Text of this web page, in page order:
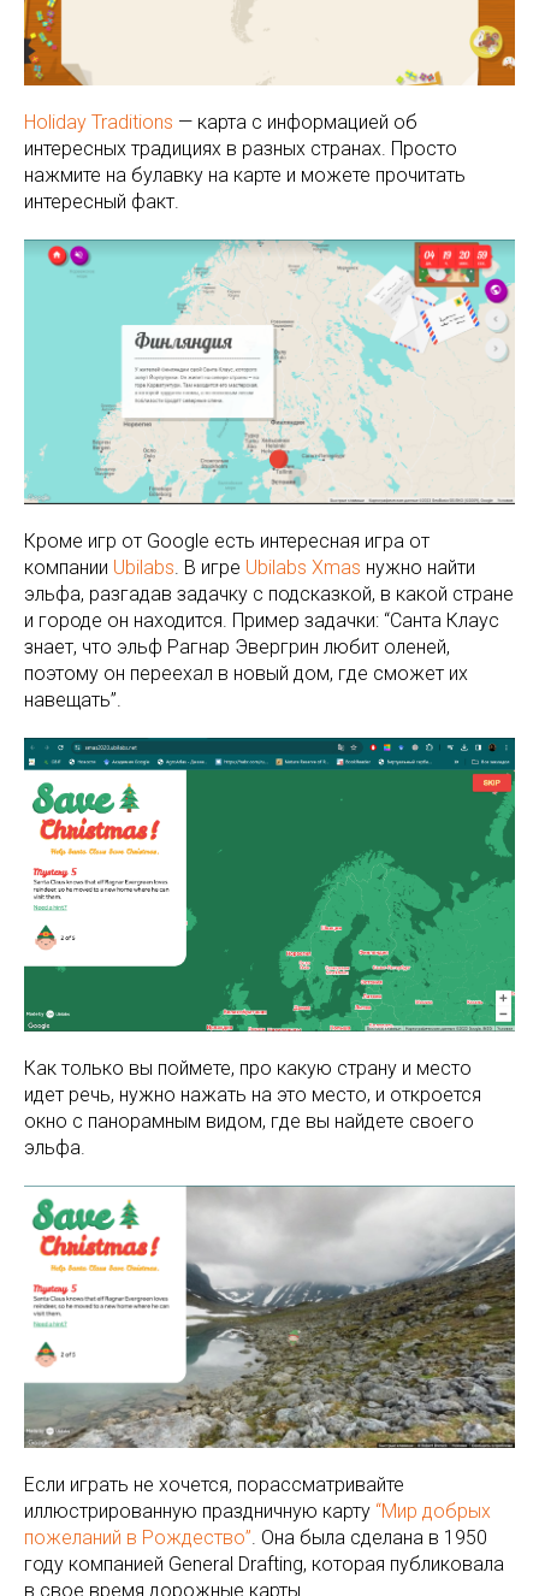
Holiday Traditions — карта с информацией об
интересных традициях в разных странах. Просто
нажмите на булавку на карте и можете прочитать
интересный факт.
Кроме игр от Google есть интересная игра от
компании Ubilabs . В игре Ubilabs Xmas нужно найти
эльфа, разгадав задачку с подсказкой, в какой стране
и городе он находится. Пример задачки: “Санта Клаус
знает, что эльф Рагнар Эвергрин любит оленей,
поэтому он переехал в новый дом, где сможет их
навещать”.
Как только вы поймете, про какую страну и место
идет речь, нужно нажать на это место, и откроется
окно с панорамным видом, где вы найдете своего
эльфа.
Если играть не хочется, порассматривайте
иллюстрированную праздничную карту “Мир добрых
пожеланий в Рождество”. Она была сделана в 1950
году компанией General Drafting, которая публиковала
в свое время дорожные карты.